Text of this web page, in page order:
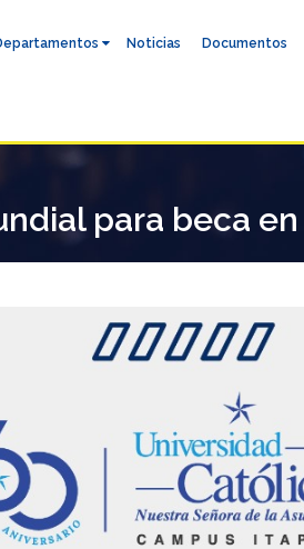
Noticias Documentos
para beca